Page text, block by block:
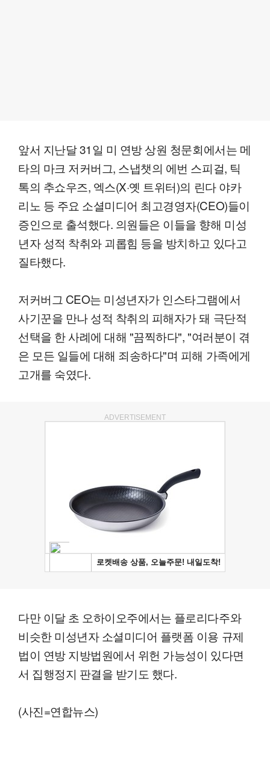
앞서 지난달 31일 미 연방 상원 청문회에서는 메
타의 마크 저커버그, 스냅챗의 에번 스피걸, 틱
톡의 추쇼우즈, 엑스(X·옛 트위터)의 린다 야카
리노 등 주요 소셜미디어 최고경영자(CEO)들이
증인으로 출석했다. 의원들은 이들을 향해 미성
년자 성적 착취와 괴롭힘 등을 방치하고 있다고
질타했다.
저커버그 CEO는 미성년자가 인스타그램에서
사기꾼을 만나 성적 착취의 피해자가 돼 극단적
선택을 한 사례에 대해 "끔찍하다", "여러분이 겪
은 모든 일들에 대해 죄송하다"며 피해 가족에게
고개를 숙였다.
ADVERTISEMENT
다만 이달 초 오하이오주에서는 플로리다주와
비슷한 미성년자 소셜미디어 플랫폼 이용 규제
법이 연방 지방법원에서 위헌 가능성이 있다면
서 집행정지 판결을 받기도 했다.
(사진=연합뉴스)